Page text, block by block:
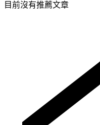
目前沒有推薦文章